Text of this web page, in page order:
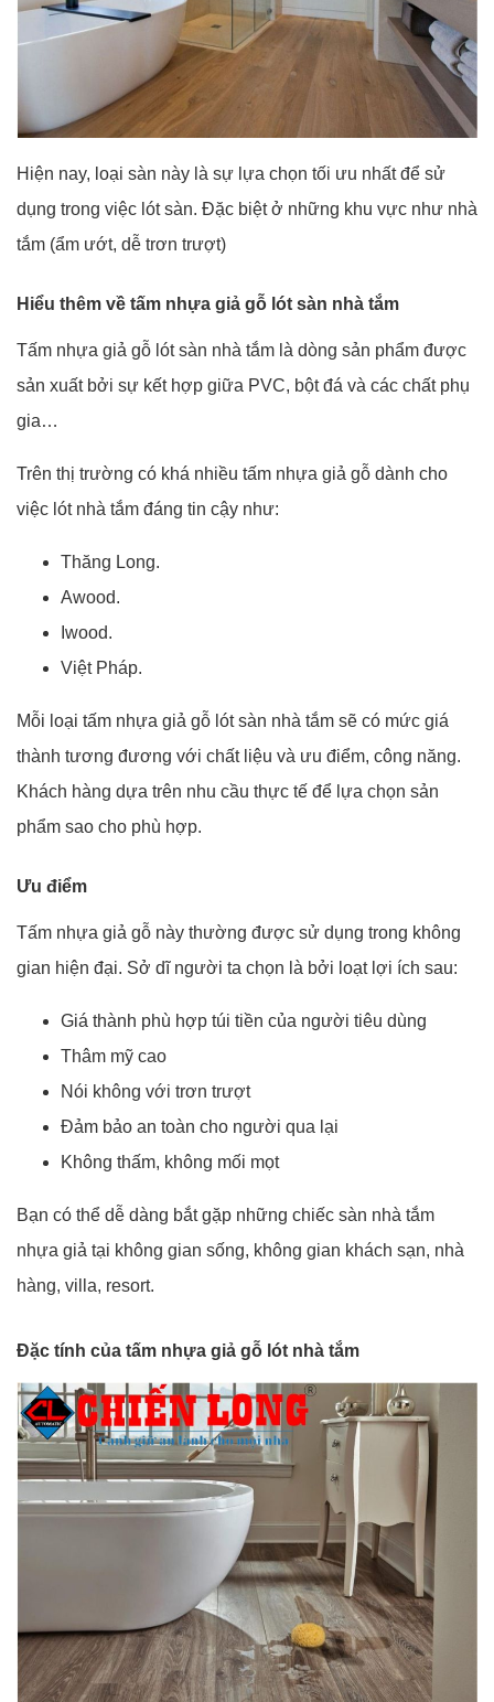
Hiện nay, loại sàn này là sự lựa chọn tối ưu nhất để sử
dụng trong việc lót sàn. Đặc biệt ở những khu vực như nhà
tắm (ẩm ướt, dễ trơn trượt)
Hiểu thêm về tấm nhựa giả gỗ lót sàn nhà tắm
Tấm nhựa giả gỗ lót sàn nhà tắm là dòng sản phẩm được
sản xuất bởi sự kết hợp giữa PVC, bột đá và các chất phụ
gia…
Trên thị trường có khá nhiều tấm nhựa giả gỗ dành cho
việc lót nhà tắm đáng tin cậy như:
Thăng Long.
Awood.
Iwood.
Việt Pháp.
Mỗi loại tấm nhựa giả gỗ lót sàn nhà tắm sẽ có mức giá
thành tương đương với chất liệu và ưu điểm, công năng.
Khách hàng dựa trên nhu cầu thực tế để lựa chọn sản
phẩm sao cho phù hợp.
Ưu điểm
Tấm nhựa giả gỗ này thường được sử dụng trong không
gian hiện đại. Sở dĩ người ta chọn là bởi loạt lợi ích sau:
Giá thành phù hợp túi tiền của người tiêu dùng
Thâm mỹ cao
Nói không với trơn trượt
Đảm bảo an toàn cho người qua lại
Không thấm, không mối mọt
Bạn có thể dễ dàng bắt gặp những chiếc sàn nhà tắm
nhựa giả tại không gian sống, không gian khách sạn, nhà
hàng, villa, resort.
Đặc tính của tấm nhựa giả gỗ lót nhà tắm